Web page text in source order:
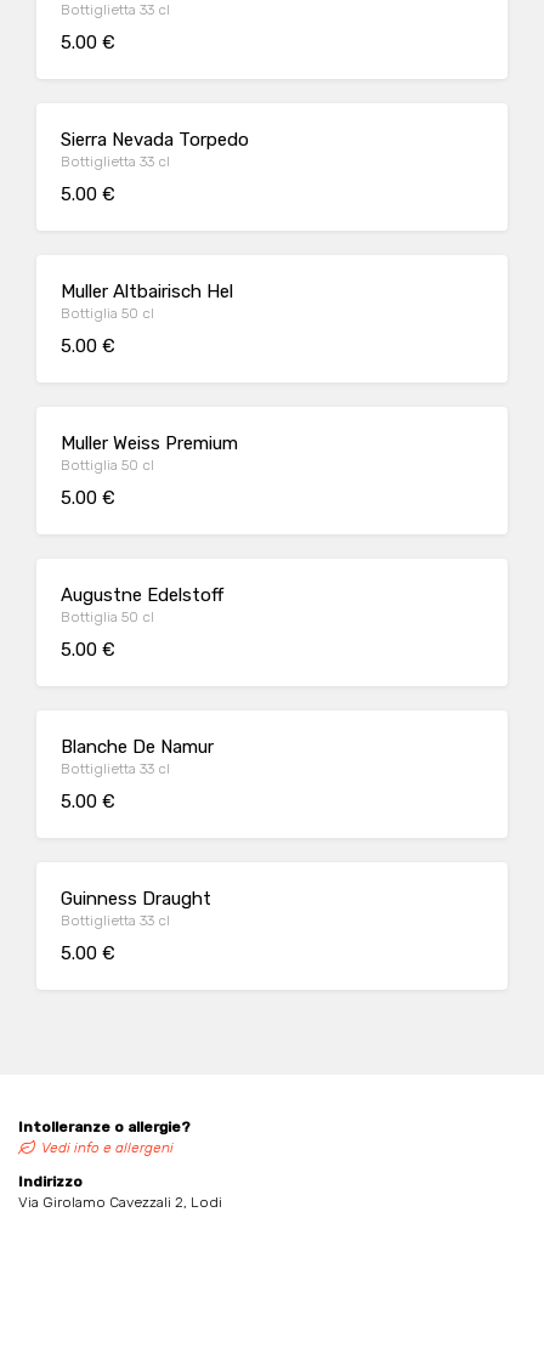
Bottiglietta 33 cl
5.00 €
Sierra Nevada Torpedo
Bottiglietta 33 cl
5.00 €
Muller Altbairisch Hel
Bottiglia 50 cl
5.00 €
Muller Weiss Premium
Bottiglia 50 cl
5.00 €
Augustne Edelstoff
Bottiglia 50 cl
5.00 €
Blanche De Namur
Bottiglietta 33 cl
5.00 €
Guinness Draught
Bottiglietta 33 cl
5.00 €
Intolleranze o allergie?
Vedi info e allergeni
Indirizzo
Via Girolamo Cavezzali 2, Lodi